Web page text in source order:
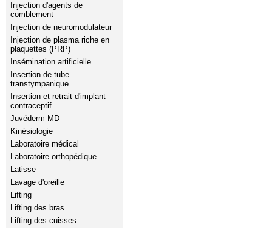
Injection d'agents de
comblement
Injection de neuromodulateur
Injection de plasma riche en
plaquettes (PRP)
Insémination artificielle
Insertion de tube
transtympanique
Insertion et retrait d'implant
contraceptif
Juvéderm MD
Kinésiologie
Laboratoire médical
Laboratoire orthopédique
Latisse
Lavage d'oreille
Lifting
Lifting des bras
Lifting des cuisses